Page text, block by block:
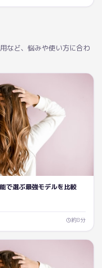
など、悩みや使い方に合わ
で選ぶ最強モデルを比較
約8分